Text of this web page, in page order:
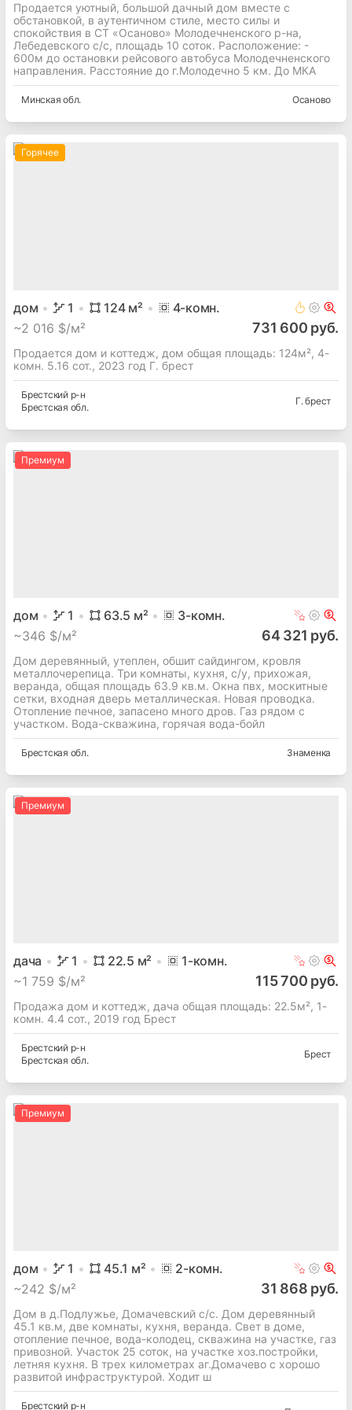
Продается уютный, большой дачный дом вместе с
обстановкой, в аутентичном стиле, место силы и
спокойствия в СТ «Осаново» Молодечненского р-на,
Лебедевского с/с, площадь 10 соток. Расположение: -
600м до остановки рейсового автобуса Молодечненского
направления. Расстояние до г.Молодечно 5 км. До МКА
Минская обл. Осаново
Горячее
дом 1 124м² 4-комн.
~2 016 $/м² 731 600 руб.
Продается дом и коттедж, дом общая площадь: 124м², 4-
комн. 5.16 сот., 2023 год Г. брест
Брестский р-н
Брестская обл.
Г. брест
Премиум
дом 1 63.5 м² 3-комн.
~346 $/м² 64 321 руб.
Дом деревянный, утеплен, обшит сайдингом, кровля
металлочерепица. Три комнаты, кухня, с/у, прихожая,
веранда, общая площадь 63.9 кв.м. Окна пвх, москитные
сетки, входная дверь металлическая. Новая проводка.
Отопление печное, запасено много дров. Газ рядом с
участком. Вода-скважина, горячая вода-бойл
Брестская обл. Знаменка
Премиум
дача 1 22.5 м² 1-комн.
~1 759 $/м² 115 700 руб.
Продажа дом и коттедж, дача общая площадь: 22.5м², 1-
комн. 4.4 сот., 2019 год Брест
Брестскийр-н
Брестская обл.
Брест
Премиум
дом 1 45.1 м² 2-комн.
~242 $/м² 31 868 руб.
Дом в д.Подлужье, Домачевский с/с. Дом деревянный
45.1 кв.м, две комнаты, кухня, веранда. Свет в доме,
отопление печное, вода-колодец, скважина на участке, газ
привозной. Участок 25 соток, на участке хоз.постройки,
летняя кухня. В трех километрах аг.Домачево с хорошо
развитой инфраструктурой. Ходит ш
Брестскийр-н